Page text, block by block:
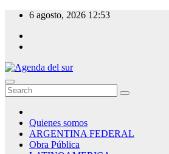
Skip
content
6 agosto, 2026 12:53
Agenda del sur
Quienes somos
ARGENTINA FEDERAL
Obra Pública